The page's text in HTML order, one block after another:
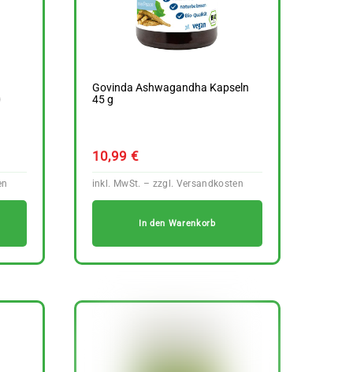
Govinda Ashwagandha Kapseln
45 g
10,99 €
In den Warenkorb